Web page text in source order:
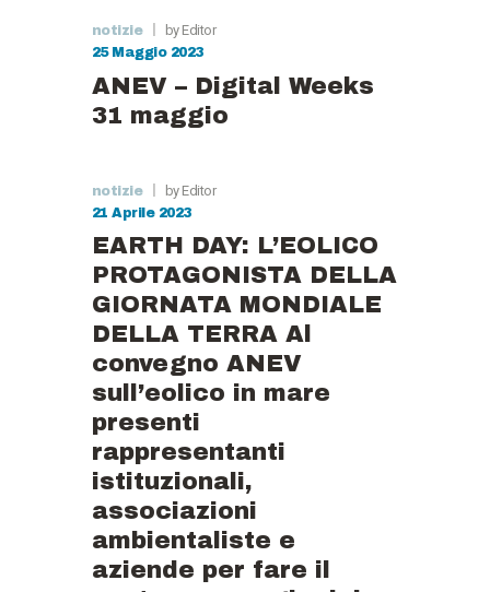
notizie by Editor
25 Maggio 2023
ANEV – Digital Weeks
31 maggio
notizie by Editor
21 Aprile 2023
EARTH DAY: L’EOLICO
PROTAGONISTA DELLA
GIORNATA MONDIALE
DELLA TERRA Al
convegno ANEV
sull’eolico in mare
presenti
rappresentanti
istituzionali,
associazioni
ambientaliste e
aziende per fare il